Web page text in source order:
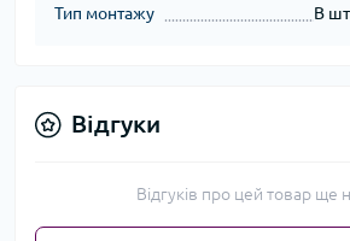
Тип монтажу В
Відгуки
Відгуків про цей товар ще